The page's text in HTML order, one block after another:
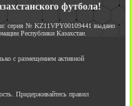
футбола!
серия № KZ11VPY00109441 выдано
Республики Казахстан.
с размещением активной
Придерживайтесь правил